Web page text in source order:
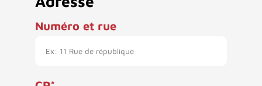
Numéro et rue